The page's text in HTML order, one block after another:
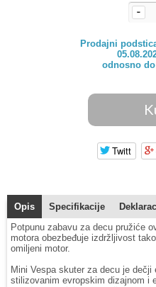
Prodajni
odnosno
Twitt
Opis Specifikacije
Potpunu zabavu za decu pružiće
motora obezbeđuje izdržljivost
omiljeni motor.
Mini Vespa skuter za decu je
stilizovanim evropskim dizajnom i